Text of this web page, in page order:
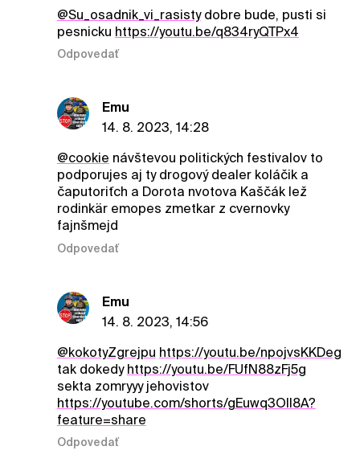
@Su_osadnik_vi_rasistydobre bude, pusti si
pesnicku https://youtu.be/q834ryQTPx4
Odpovedať
Emu
14. 8. 2023, 14:28
@cookie návštevou politických festivalov to
podporujes aj ty drogový dealer koláčik a
čaputoriťch a Dorota nvotova Kaščák lež
rodinkär emopes zmetkar z cvernovky
fajnšmejd
Odpovedať
Emu
14. 8. 2023, 14:56
@kokotyZgrejpu https://youtu.be/npojvsKKDeg
tak dokedy https://youtu.be/FUfN88zFj5g
sekta zomryyy jehovistov
https://youtube.com/shorts/gEuwq3OII8A?
feature=share
Odpovedať